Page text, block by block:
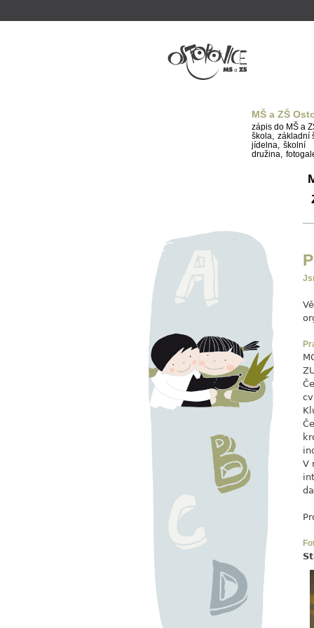
Základní
škola a
Mateřská
MŠ a ZŠ
zápis do MŠ a
škola, základní
jídelna, školní
družina,
V